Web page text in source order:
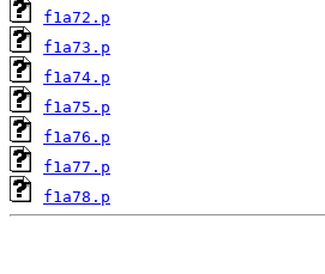
f1a72.p
f1a73.p
f1a74.p
f1a75.p
f1a76.p
f1a77.p
f1a78.p